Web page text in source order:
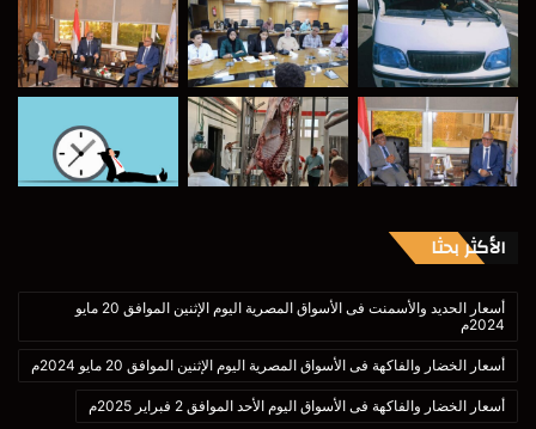
الأكثر بحثا
أسعار الحديد والأسمنت فى الأسواق المصرية اليوم الإثنين الموافق 20 مايو
2024م
أسعار الخضار والفاكهة فى الأسواق المصرية اليوم الإثنين الموافق 20 مايو 2024م
أسعار الخضار والفاكهة فى الأسواق اليوم الأحد الموافق 2 فبراير 2025م